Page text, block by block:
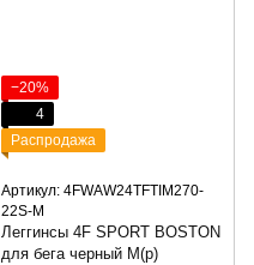
−20%
4
Распродажа
Артикул: 4FWAW24TFTIM270-
22S-M
Леггинсы 4F SPORT BOSTON
для бега черный M(р)